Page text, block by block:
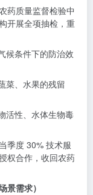
药质量监督检验中
开展全项抽检，重
候条件下的防治效
菜、水果的残留
活性、水体生物毒
季度 30% 技术服
权合作，收回农药
景需求）